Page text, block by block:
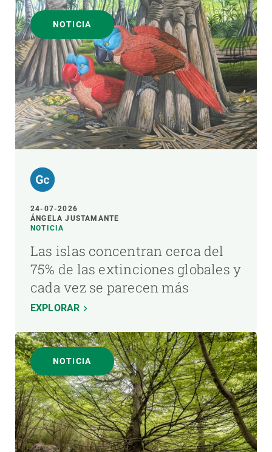
NOTICIA
24-07-2026
ÁNGELA JUSTAMANTE
NOTICIA
Las islas concentran cerca del
75% de las extinciones globales y
cada vez se parecen más
EXPLORAR
NOTICIA